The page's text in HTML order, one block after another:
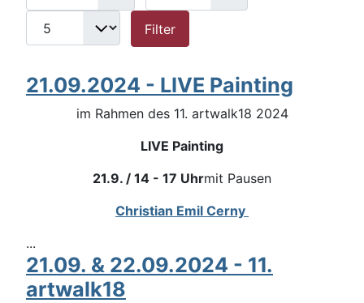
Filter
21.09.2024 - LIVE Painting
im Rahmen des 11. artwalk18 2024
LIVE Painting
21.9. / 14 - 17 Uhrmit Pausen
Christian Emil Cerny
...
21.09. & 22.09.2024 - 11.
artwalk18